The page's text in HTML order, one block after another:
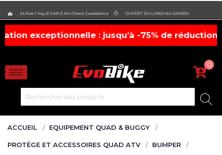
24 Rue 1 Hay El Fath 3 Ain Chock Casablanca OUVERT DU LUNDI AU SAMEDI
: jusqu’à -75% de réduction, !
0
ACCUEIL EQUIPEMENT QUAD & BUGGY
PROTÈGE ET ACCESSOIRES QUAD ATV BUMPER